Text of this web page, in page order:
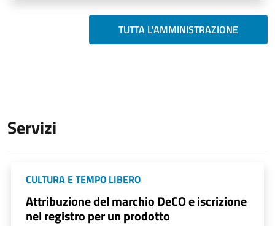
TUTTA L'AMMINISTRAZIONE
Servizi
CULTURA E TEMPO LIBERO
Attribuzione del marchio DeCO e iscrizione
nel registro per un prodotto